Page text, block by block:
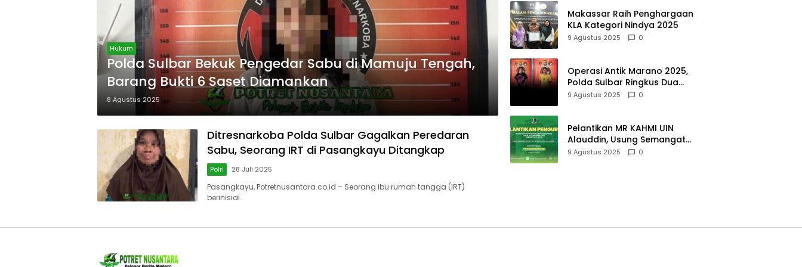
Hukum
Polda Sulbar Bekuk Pengedar Sabu di Mamuju Tengah,
Barang Bukti 6 Saset Diamankan
8 Agustus 2025
Ditresnarkoba Polda Sulbar Gagalkan Peredaran
Sabu, Seorang IRT di Pasangkayu Ditangkap
Polri 28 Juli 2025
Pasangkayu, Potretnusantara.co.id – Seorang ibu rumah tangga (IRT)
berinisial…
Makassar Raih Penghargaan
KLA Kategori Nindya 2025
9 Agustus 2025 0
Operasi Antik Marano 2025,
Polda Sulbar Ringkus Dua
Pengedar Sabu di Mamuju
9 Agustus 2025 0
Pelantikan MR KAHMI UIN
Alauddin, Usung Semangat
“Indonesia Bangkit”
9 Agustus 2025 0